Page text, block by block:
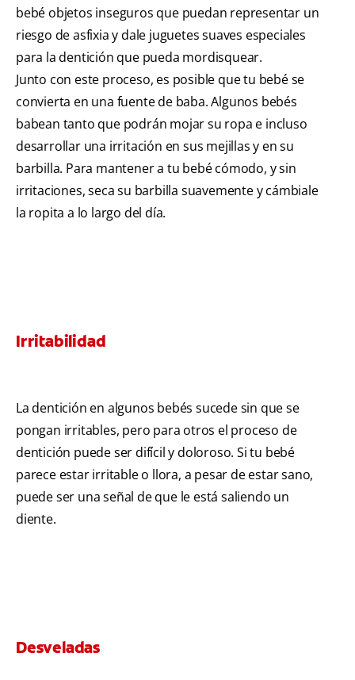
bebé objetos inseguros que puedan representar un
riesgo de asfixia y dale juguetes suaves especiales
para la dentición que pueda mordisquear.
Junto con este proceso, es posible que tu bebé se
convierta en una fuente de baba. Algunos bebés
babean tanto que podrán mojar su ropa e incluso
desarrollar una irritación en sus mejillas y en su
barbilla. Para mantener a tu bebé cómodo, y sin
irritaciones, seca su barbilla suavemente y cámbiale
la ropita a lo largo del día.
Irritabilidad
La dentición en algunos bebés sucede sin que se
pongan irritables, pero para otros el proceso de
dentición puede ser difícil y doloroso. Si tu bebé
parece estar irritable o llora, a pesar de estar sano,
puede ser una señal de que le está saliendo un
diente.
Desveladas